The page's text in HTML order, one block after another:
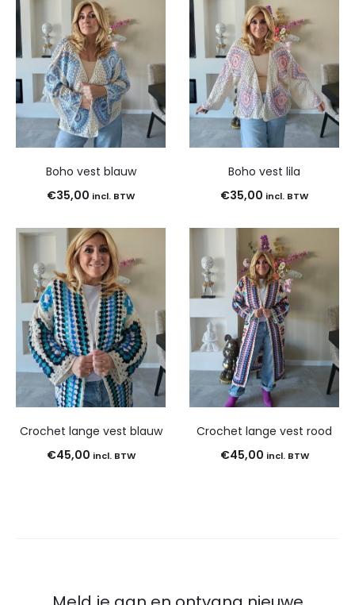
Boho vest blauw
€35,00 incl. BTW
Boho vest lila
€35,00 incl. BTW
Crochet lange vest blauw
€45,00 incl. BTW
Crochet lange vest rood
€45,00 incl. BTW